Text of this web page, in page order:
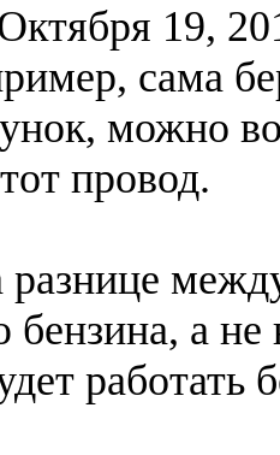
19,
сама
можно
провод.
разнице
а не
работать